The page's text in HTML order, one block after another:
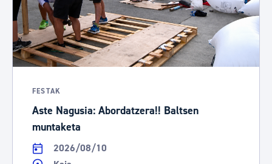
FESTAK
Aste Nagusia: Abordatzera!! Baltsen
muntaketa
2026/08/10